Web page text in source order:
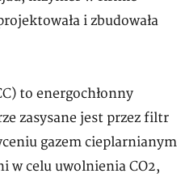
i zbudowała
to energochłonny
zasysane jest przez filtr
gazem cieplarnianym
w celu uwolnienia CO2,